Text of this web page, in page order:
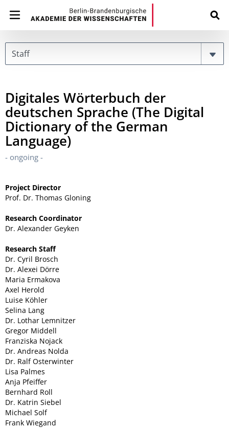
Page
Digitales Wörterbuch der
deutschen Sprache (The Digital
Dictionary of the German
Language)
- ongoing -
Project Director
Prof. Dr. Thomas Gloning
Research Coordinator
Dr. Alexander Geyken
Research Staff
Dr. Cyril Brosch
Dr. Alexei Dörre
Maria Ermakova
Axel Herold
Luise Köhler
Selina Lang
Dr. Lothar Lemnitzer
Gregor Middell
Franziska Nojack
Dr. Andreas Nolda
Dr. Ralf Osterwinter
Lisa Palmes
Anja Pfeiffer
Bernhard Roll
Dr. Katrin Siebel
Michael Solf
Frank Wiegand